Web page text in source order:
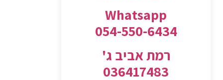
Whatsapp
054-550-6434
רמת אביב ג'
036417483